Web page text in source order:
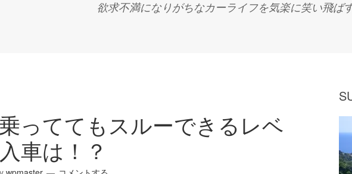
欲求不満になりがちなカーライフを気楽に笑い飛ば
っててもスルーできるレベ
車は！？